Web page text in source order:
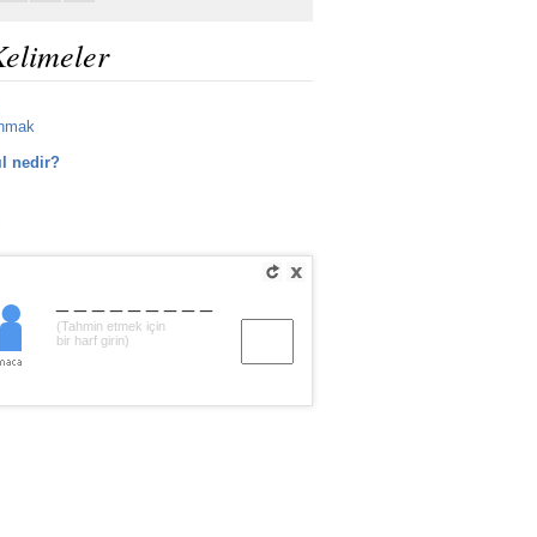
nedir?
(Tahmin etmek için
bir harf girin)